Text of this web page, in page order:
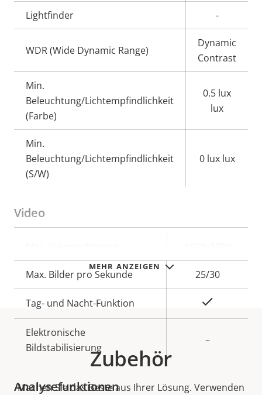
MEHR ANZEIGEN
Lightfinder -
WDR (Wide Dynamic Range)
Dynamic
Contrast
Min.
Beleuchtung/Lichtempfindlichkeit
(Farbe)
0.5 lux
lux
Min.
Beleuchtung/Lichtempfindlichkeit
(S/W)
0 lux lux
Video
Max. Bilder pro Sekunde 25/30
Tag- und Nacht-Funktion
Elektronische
Bildstabilisierung
–
Analysefunktionen
Zubehör
Machen Sie das Beste aus Ihrer Lösung. Verwenden